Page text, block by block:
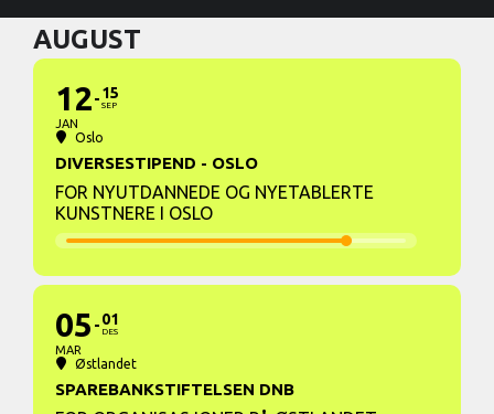
AUGUST
12
JAN
15
SEP
Oslo
DIVERSESTIPEND - OSLO
FOR NYUTDANNEDE OG NYETABLERTE
KUNSTNERE I OSLO
05
MAR
01
DES
Østlandet
SPAREBANKSTIFTELSEN DNB